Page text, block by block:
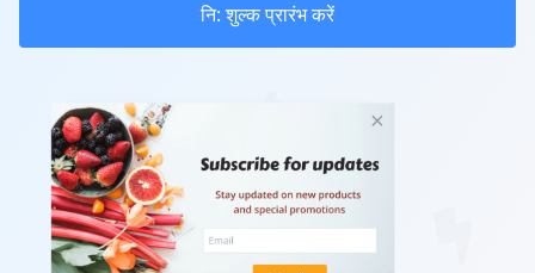
नि: शुल्क प्रारंभ करें